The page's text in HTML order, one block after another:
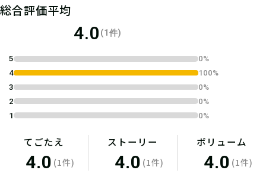
041.チケットを購入
したチケットを購入する
参加時間になったら書泉グランデに行
総合評価平均
4.0 (1件)
5
0%
4
100%
3
0%
2
0%
1
0%
てごたえ
4.0 (1件)
ストーリー
4.0 (1件)
ボリューム
4.0 (1件)